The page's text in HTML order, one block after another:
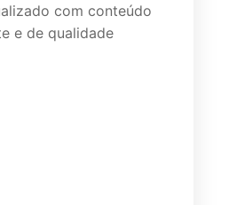
com conteúdo
e de qualidade